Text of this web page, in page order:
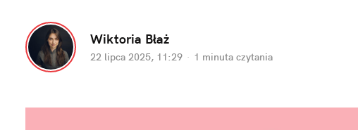
Wiktoria Błaż
22 lipca 2025, 11:29 · 1 minuta czytania